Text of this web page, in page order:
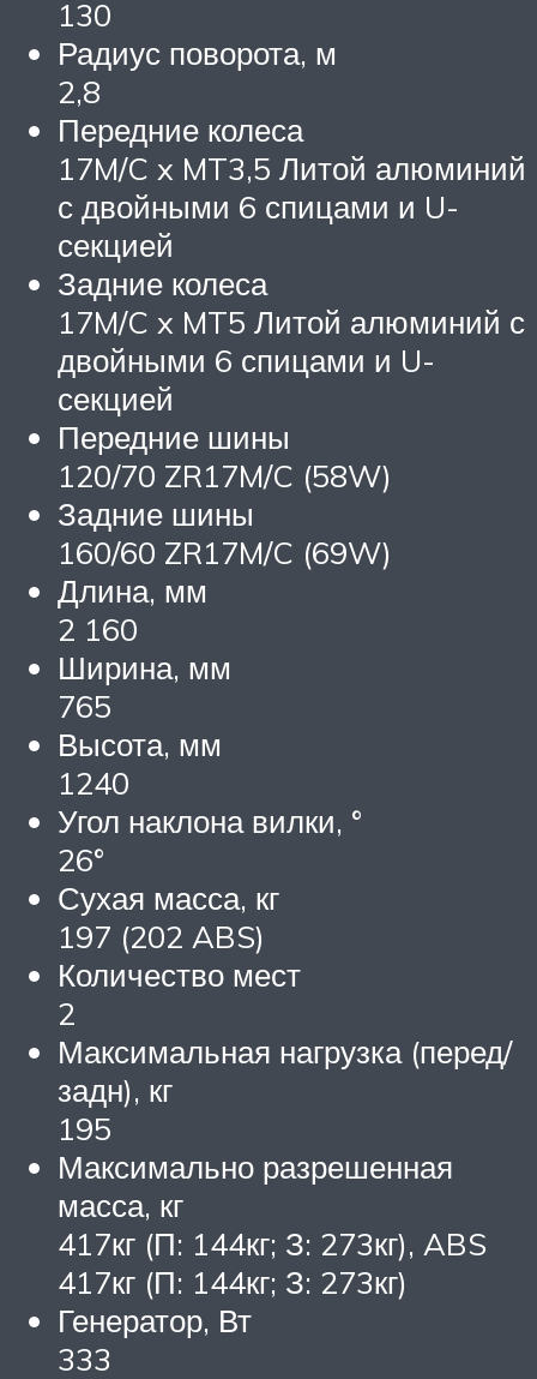
130
Радиус поворота, м
2,8
Передние колеса
17M/C x MT3,5 Литой алюминий
с двойными 6 спицами и U-
секцией
Задние колеса
17M/C x MT5 Литой алюминий с
двойными 6 спицами и U-
секцией
Передние шины
120/70 ZR17M/C (58W)
Задние шины
160/60 ZR17M/C (69W)
Длина, мм
2 160
Ширина, мм
765
Высота, мм
1240
Угол наклона вилки, °
26°
Сухая масса, кг
197 (202 ABS)
Количество мест
2
Максимальная нагрузка (перед/
задн), кг
195
Максимально разрешенная
масса, кг
417кг (П: 144кг; З: 273кг), ABS
417кг (П: 144кг; З: 273кг)
Генератор, Вт
333